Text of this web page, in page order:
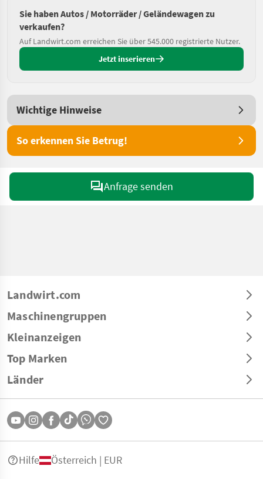
Sie haben Autos / Motorräder / Geländewagen zu
verkaufen?
Auf Landwirt.com erreichen Sie über 545.000 registrierte Nutzer.
Jetzt inserieren
Wichtige Hinweise
So erkennen Sie Betrug!
Anfrage senden
Landwirt.com
Maschinengruppen
Kleinanzeigen
Top Marken
Länder
Hilfe Österreich | EUR